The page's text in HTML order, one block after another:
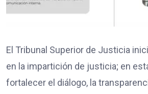
El Tribunal Superior de Justicia
en la impartición de justicia; en
fortalecer el diálogo, la